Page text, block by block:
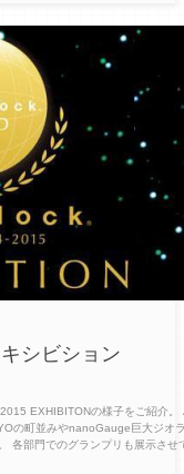
シビション
EXHIBITONの様子をご紹介。
の町並みやnanoGauge巨大ジオ
各部門でのグランプリも展示させ